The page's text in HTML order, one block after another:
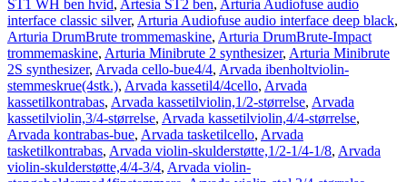
ST1 WH ben hvid, Artesia ST2 ben, Arturia Audiofuse audio
interface classic silver, Arturia Audiofuse audio interface deep black,
Arturia DrumBrute trommemaskine, Arturia DrumBrute-Impact
trommemaskine, Arturia Minibrute 2 synthesizer, Arturia Minibrute
2S synthesizer, Arvada cello-bue4/4, Arvada ibenholtviolin-
stemmeskrue(4stk.), Arvada kassetil4/4cello, Arvada
kassetilkontrabas, Arvada kassetilviolin,1/2-størrelse, Arvada
kassetilviolin,3/4-størrelse, Arvada kassetilviolin,4/4-størrelse,
Arvada kontrabas-bue, Arvada tasketilcello, Arvada
tasketilkontrabas, Arvada violin-skulderstøtte,1/2-1/4-1/8, Arvada
violin-skulderstøtte,4/4-3/4, Arvada violin-